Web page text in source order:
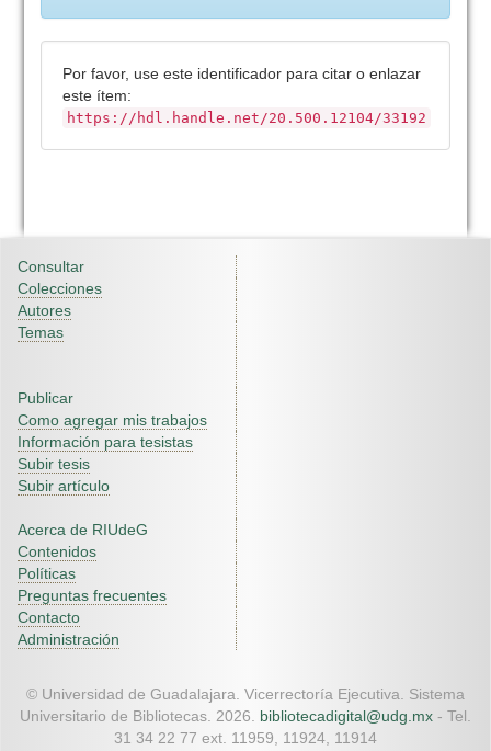
Por favor, use este identificador para citar o enlazar
este ítem:
https://hdl.handle.net/20.500.12104/33192
Consultar
Colecciones
Autores
Temas
Publicar
Como agregar mis trabajos
Información para tesistas
Subir tesis
Subir artículo
Acerca de RIUdeG
Contenidos
Políticas
Preguntas frecuentes
Contacto
Administración
© Universidad de Guadalajara. Vicerrectoría Ejecutiva. Sistema
Universitario de Bibliotecas. 2026. bibliotecadigital@udg.mx - Tel.
31 34 22 77 ext. 11959, 11924, 11914